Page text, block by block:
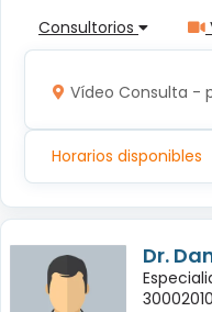
Consultorios
Vídeo Consulta -
Horarios disponibles
Dr.
30002010